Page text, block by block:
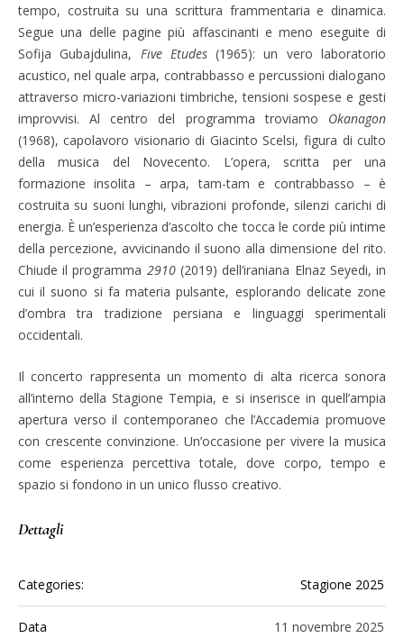
tempo, costruita su una scrittura frammentaria e dinamica.
Segue una delle pagine più affascinanti e meno eseguite di
Sofija Gubajdulina, Five Etudes(1965): un vero laboratorio
acustico, nel quale arpa, contrabbasso e percussioni dialogano
attraverso micro-variazioni timbriche, tensioni sospese e gesti
improvvisi. Al centro del programma troviamo Okanagon
(1968), capolavoro visionario di Giacinto Scelsi, figura di culto
della musica del Novecento. L’opera, scritta per una
formazione insolita – arpa, tam-tam e contrabbasso – è
costruita su suoni lunghi, vibrazioni profonde, silenzi carichi di
energia. È un’esperienza d’ascolto che tocca le corde più intime
della percezione, avvicinando il suono alla dimensione del rito.
Chiude il programma 2910(2019) dell’iraniana Elnaz Seyedi, in
cui il suono si fa materia pulsante, esplorando delicate zone
d’ombra tra tradizione persiana e linguaggi sperimentali
occidentali.
Il concerto rappresenta un momento di alta ricerca sonora
all’interno della Stagione Tempia, e si inserisce in quell’ampia
apertura verso il contemporaneo che l’Accademia promuove
con crescente convinzione. Un’occasione per vivere la musica
come esperienza percettiva totale, dove corpo, tempo e
spazio si fondono in un unico flusso creativo.
Dettagli
Categories: Stagione 2025
Data 11 novembre 2025